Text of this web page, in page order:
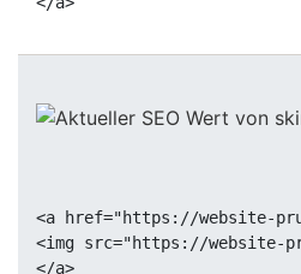
<a href="https://website-
<img src="https://website-